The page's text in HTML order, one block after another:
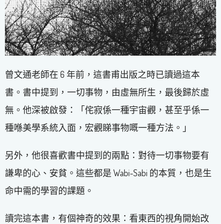
曾文通老師在 6 年前，這書甫出版之時已讀過這本
書。書中提到，一切事物，由虛無所生，最後歸於虛
無。他深被啟發：「侘寂係一種宇宙觀，甚至乎係一
種喺美學系統入面，宏觀睇事物嘅一種方法。」
另外，他很喜歡書中提到的兩點：對待一切事物要有
謙卑的心、安貧。這些都是 Wabi-Sabi 的本質，也是生
命中需的學習的課題。
讀完這本書，有個神奇的效果：看東西的視角開始改